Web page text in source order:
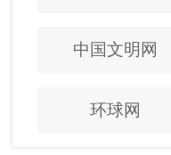
中国文明网
环球网